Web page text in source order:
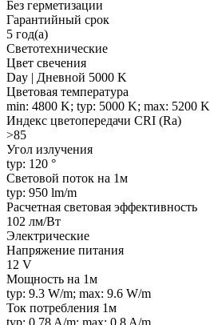
Без герметизации
Гарантийный срок
5 год(а)
Светотехнические
Цвет свечения
Day | Дневной 5000 K
Цветовая температура
min: 4800 K; typ: 5000 K; max: 5200 K
Индекс цветопередачи CRI (Ra)
>85
Угол излучения
typ: 120 °
Световой поток на 1м
typ: 950 lm/m
Расчетная световая эффективность
102 лм/Вт
Электрические
Напряжение питания
12 V
Мощность на 1м
typ: 9.3 W/m; max: 9.6 W/m
Ток потребления 1м
typ: 0.78 A/m; max: 0.8 A/m